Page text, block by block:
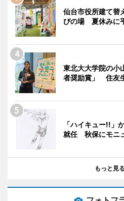
仙台市役所建て替
びの場 夏休みに
東北大大学院の小
者奨励賞」 住友
「ハイキュー!!」
就任 秋保にモニ
もっと見る